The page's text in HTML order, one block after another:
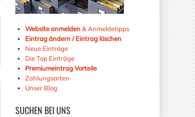
Website anmelden& Anmeldetipps
Eintrag ändern / Eintrag löschen
Neue Einträge
Die Top Einträge
Premiumeintrag Vorteile
Zahlungsarten
Unser Blog
SUCHEN BEI UNS